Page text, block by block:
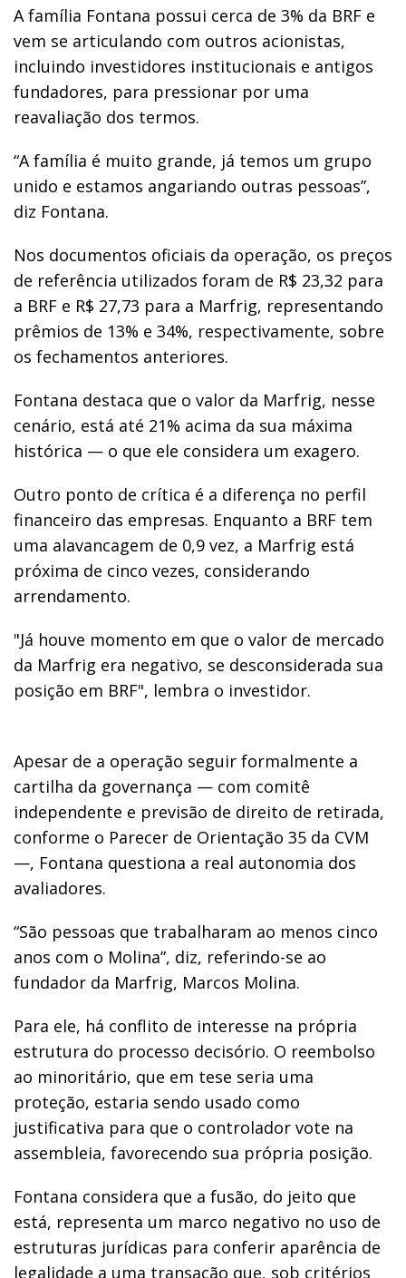
A família Fontana possui cerca de 3% da BRF e
vem se articulando com outros acionistas,
incluindo investidores institucionais e antigos
fundadores, para pressionar por uma
reavaliação dos termos.
“A família é muito grande, já temos um grupo
unido e estamos angariando outras pessoas”,
diz Fontana.
Nos documentos oficiais da operação, os preços
de referência utilizados foram de R$ 23,32 para
a BRF e R$ 27,73 para a Marfrig, representando
prêmios de 13% e 34%, respectivamente, sobre
os fechamentos anteriores.
Fontana destaca que o valor da Marfrig, nesse
cenário, está até 21% acima da sua máxima
histórica — o que ele considera um exagero.
Outro ponto de crítica é a diferença no perfil
financeiro das empresas. Enquanto a BRF tem
uma alavancagem de 0,9 vez, a Marfrig está
próxima de cinco vezes, considerando
arrendamento.
"Já houve momento em que o valor de mercado
da Marfrig era negativo, se desconsiderada sua
posição em BRF", lembra o investidor.
Apesar de a operação seguir formalmente a
cartilha da governança — com comitê
independente e previsão de direito de retirada,
conforme o Parecer de Orientação 35 da CVM
—, Fontana questiona a real autonomia dos
avaliadores.
“São pessoas que trabalharam ao menos cinco
anos com o Molina”, diz, referindo-se ao
fundador da Marfrig, Marcos Molina.
Para ele, há conflito de interesse na própria
estrutura do processo decisório. O reembolso
ao minoritário, que em tese seria uma
proteção, estaria sendo usado como
justificativa para que o controlador vote na
assembleia, favorecendo sua própria posição.
Fontana considera que a fusão, do jeito que
está, representa um marco negativo no uso de
estruturas jurídicas para conferir aparência de
legalidade a uma transação que, sob critérios